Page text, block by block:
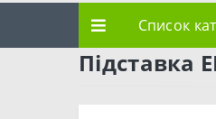
Список
Підставка